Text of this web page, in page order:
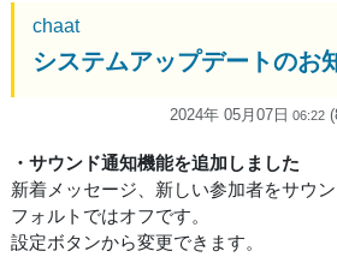
chaat
システムアップデートのお
2024年 05月07日 06:22
・サウンド通知機能を追加しました
新着メッセージ、新しい参加者をサウ
フォルトではオフです。
設定ボタンから変更できます。